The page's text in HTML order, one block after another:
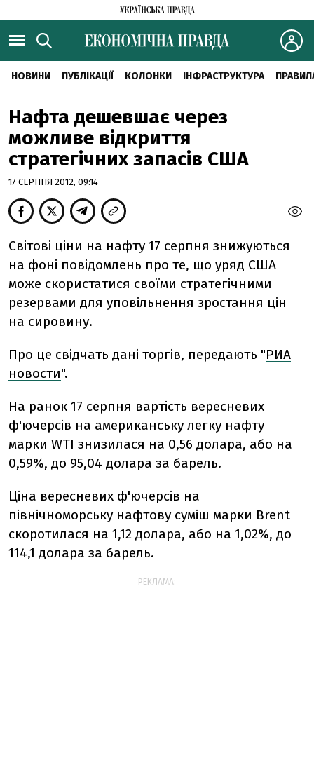
НОВИНИ ПУБЛІКАЦІЇ КОЛОНКИ ІНФРАСТРУКТУРА
Нафта дешевшає через
можливе відкриття
стратегічних запасів США
17 СЕРПНЯ 2012, 09:14
Світові ціни на нафту 17 серпня знижуються
на фоні повідомлень про те, що уряд США
може скористатися своїми стратегічними
резервами для уповільнення зростання цін
на сировину.
Про це свідчать дані торгів, передають "РИА
новости".
На ранок 17 серпня вартість вересневих
ф'ючерсів на американську легку нафту
марки WTI знизилася на 0,56 долара, або на
0,59%, до 95,04 долара за барель.
Ціна вересневих ф'ючерсів на
північноморську нафтову суміш марки Brent
скоротилася на 1,12 долара, або на 1,02%, до
114,1 долара за барель.
РЕКЛАМА: